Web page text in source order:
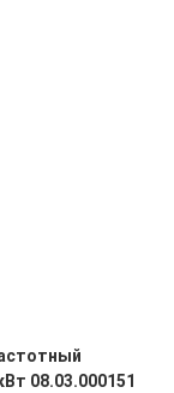
08.03.000151